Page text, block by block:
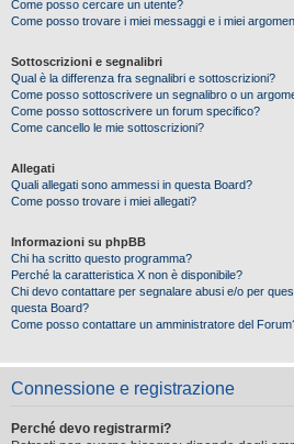
Come posso cercare un utente?
Come posso trovare i miei messaggi e i miei
Sottoscrizioni e segnalibri
Qual è la differenza fra segnalibri e sottoscrizioni?
Come posso sottoscrivere un segnalibro o un
Come posso sottoscrivere un forum specifico?
Come cancello le mie sottoscrizioni?
Allegati
Quali allegati sono ammessi in questa Board?
Come posso trovare i miei allegati?
Informazioni su phpBB
Chi ha scritto questo programma?
Perché la caratteristica X non è disponibile?
Chi devo contattare per segnalare abusi e/o per
questa Board?
Come posso contattare un amministratore del
Connessione e registrazione
Perché devo registrarmi?